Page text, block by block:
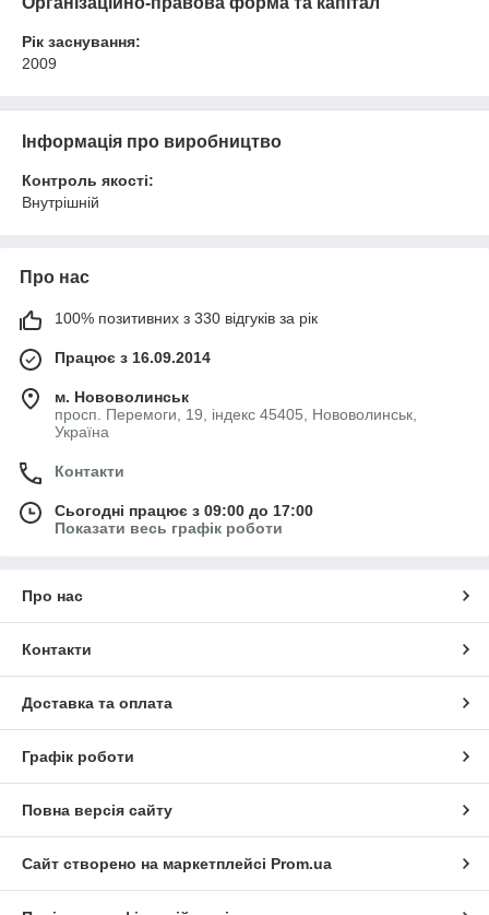
Рік заснування:
2009
Інформація про виробництво
Контроль якості:
Внутрішній
Про нас
100% позитивних з 330 відгуків за рік
Працює з 16.09.2014
м. Нововолинськ
просп. Перемоги, 19, індекс 45405, Нововолинськ,
Україна
Контакти
Сьогодні працює з 09:00 до 17:00
Показати весь графік роботи
Про нас
Контакти
Доставка та оплата
Графік роботи
Повна версія сайту
Сайт створено на маркетплейсі Prom.ua